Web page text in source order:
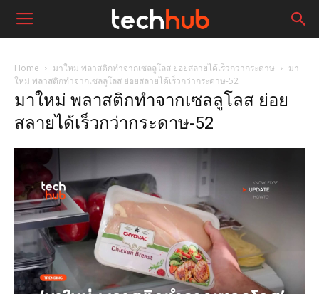
Home มาใหม่ พลาสติกทำจากเซลลูโลส ย่อยสลายได้เร็วกว่ากระดาษ
มา
ใหม่ พลาสติกทำจากเซลลูโลส ย่อยสลายได้เร็วกว่ากระดาษ-52
มาใหม่ พลาสติกทำจากเซลลูโลส ย่อย
สลายได้เร็วกว่ากระดาษ-52